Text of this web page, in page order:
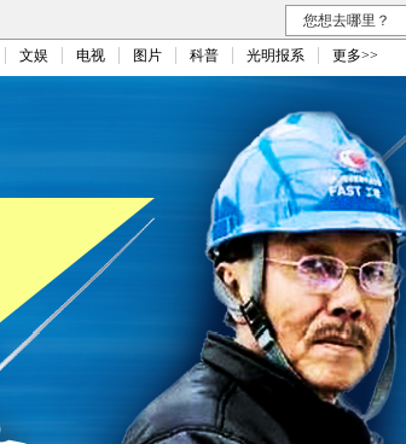
您想去哪里？
文娱 电视 图片 科普 光明报系 更多>>